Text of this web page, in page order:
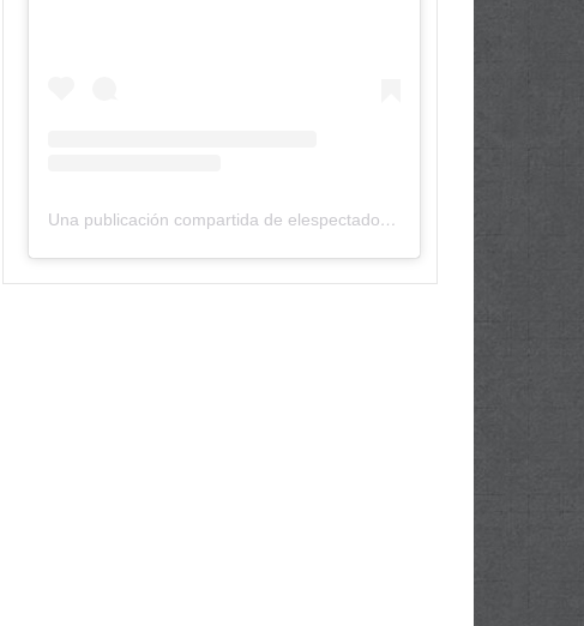
Una publicación compartida de elespectadordepanama (@elespectadordepanama)